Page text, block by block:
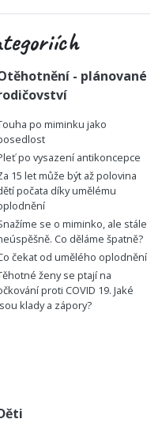
- plánované
po miminku jako
po vysazení antikoncepce
15 let může být až polovina
počata díky umělému
se o miminko, ale stále
Co děláme špatně?
čekat od umělého oplodnění
ženy se ptají na
proti COVID 19. Jaké
klady a zápory?